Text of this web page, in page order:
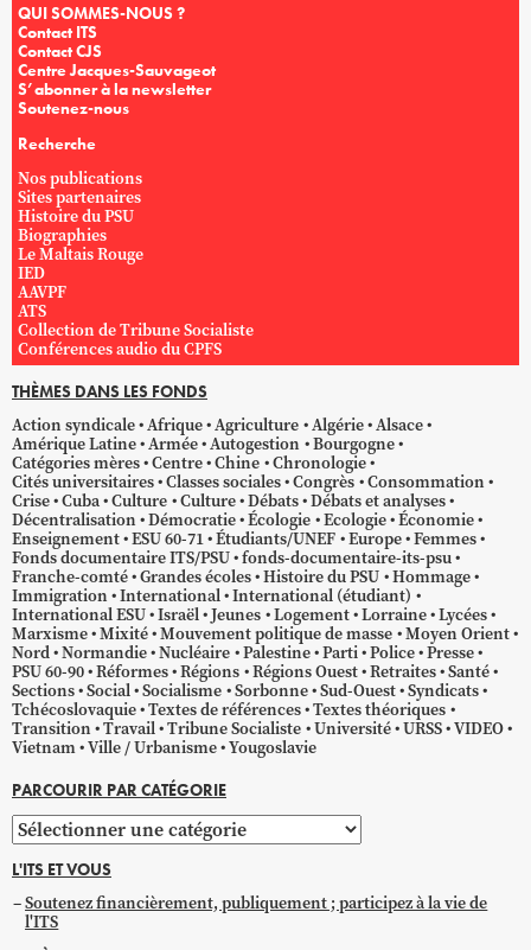
QUI SOMMES-NOUS ?
Contact ITS
Contact CJS
Centre Jacques-Sauvageot
S’abonner à la newsletter
Soutenez-nous
Recherche
Nos publications
Sites partenaires
Histoire du PSU
Biographies
Le Maltais Rouge
IED
AAVPF
ATS
Collection de Tribune Socialiste
Conférences audio du CPFS
THÈMES DANS LES FONDS
Action syndicale Afrique Agriculture Algérie Alsace
Amérique Latine Armée Autogestion
Bourgogne
Catégories mères Centre Chine Chronologie
Cités universitaires Classes sociales Congrès Consommation
Crise Cuba Culture Culture Débats Débats et analyses
Décentralisation Démocratie Écologie Ecologie Économie
Enseignement ESU 60-71 Étudiants/UNEF Europe Femmes
Fonds documentaire ITS/PSU fonds-documentaire-its-psu
Franche-comté Grandes écoles Histoire du PSU Hommage
Immigration International International (étudiant)
International ESU Israël Jeunes Logement Lorraine Lycées
Marxisme Mixité Mouvement politique de masse Moyen Orient
Nord Normandie Nucléaire Palestine Parti Police Presse
PSU 60-90 Réformes Régions Régions Ouest Retraites Santé
Sections Social Socialisme Sorbonne Sud-Ouest Syndicats
Tchécoslovaquie Textes de références Textes théoriques
Transition Travail Tribune Socialiste Université URSS VIDEO
Vietnam Ville / Urbanisme Yougoslavie
PARCOURIR PAR CATÉGORIE
Parcourir
par
catégorie
L'ITS ET VOUS
Soutenez financièrement, publiquement ; participez à la vie de
l'ITS